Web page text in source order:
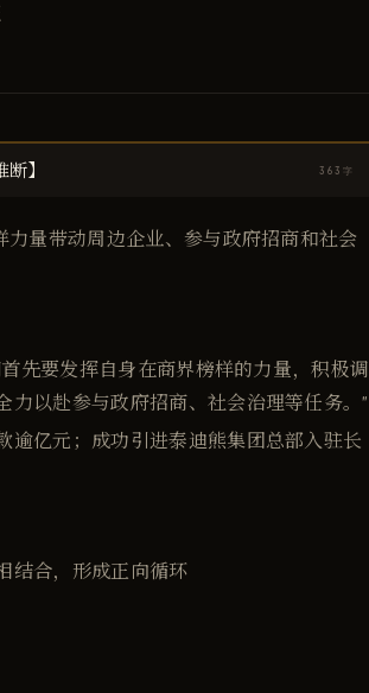
】 363字
量带动周边企业、参与政府招商和社会
先要发挥自身在商界榜样的力量，积极调
以赴参与政府招商、社会治理等任务。"
逾亿元；成功引进泰迪熊集团总部入驻长
结合，形成正向循环